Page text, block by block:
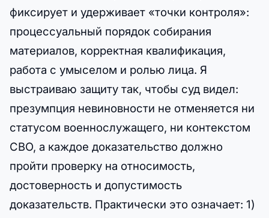
фиксирует и удерживает «точки контроля»:
процессуальный порядок собирания
материалов, корректная квалификация,
работа с умыселом и ролью лица. Я
выстраиваю защиту так, чтобы суд видел:
презумпция невиновности не отменяется ни
статусом военнослужащего, ни контекстом
СВО, а каждое доказательство должно
пройти проверку на относимость,
достоверность и допустимость
доказательств. Практически это означает: 1)